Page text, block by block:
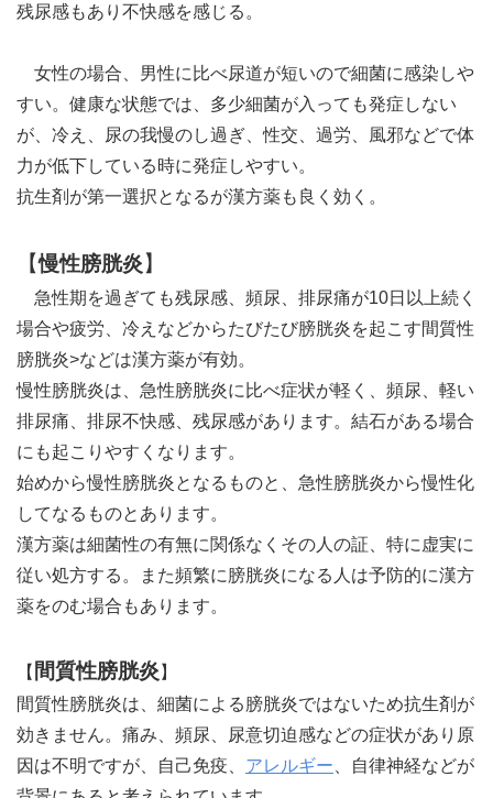
残尿感もあり不快感を感じる。
女性の場合、男性に比べ尿道が短いので細菌に感染しや
すい。健康な状態では、多少細菌が入っても発症しない
が、冷え、尿の我慢のし過ぎ、性交、過労、風邪などで体
力が低下している時に発症しやすい。
抗生剤が第一選択となるが漢方薬も良く効く。
【慢性膀胱炎】
急性期を過ぎても残尿感、頻尿、排尿痛が10日以上続く
場合や疲労、冷えなどからたびたび膀胱炎を起こす間質性
膀胱炎>などは漢方薬が有効。
慢性膀胱炎は、急性膀胱炎に比べ症状が軽く、頻尿、軽い
排尿痛、排尿不快感、残尿感があります。結石がある場合
にも起こりやすくなります。
始めから慢性膀胱炎となるものと、急性膀胱炎から慢性化
してなるものとあります。
漢方薬は細菌性の有無に関係なくその人の証、特に虚実に
従い処方する。また頻繁に膀胱炎になる人は予防的に漢方
薬をのむ場合もあります。
【 間質性膀胱炎 】
間質性膀胱炎は、細菌による膀胱炎ではないため抗生剤が
効きません。痛み、頻尿、尿意切迫感などの症状があり原
因は不明ですが、自己免疫、 アレルギー 、自律神経などが